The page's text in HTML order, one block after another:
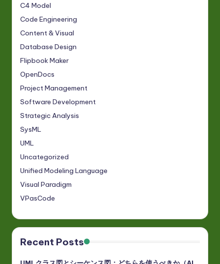
C4 Model
Code Engineering
Content & Visual
Database Design
Flipbook Maker
OpenDocs
Project Management
Software Development
Strategic Analysis
SysML
UML
Uncategorized
Unified Modeling Language
Visual Paradigm
VPasCode
Recent Posts